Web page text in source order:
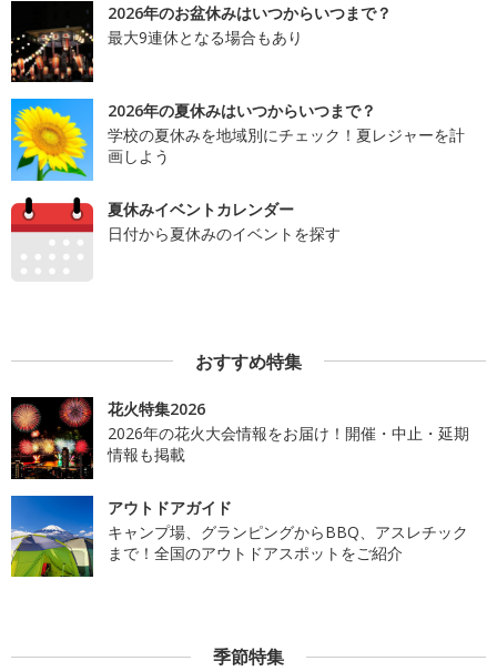
2026年のお盆休みはいつからいつまで？
最大9連休となる場合もあり
2026年の夏休みはいつからいつまで？
学校の夏休みを地域別にチェック！夏レジャーを計
画しよう
夏休みイベントカレンダー
日付から夏休みのイベントを探す
おすすめ特集
花火特集2026
2026年の花火大会情報をお届け！開催・中止・延期
情報も掲載
アウトドアガイド
キャンプ場、グランピングからBBQ、アスレチック
まで！全国のアウトドアスポットをご紹介
季節特集